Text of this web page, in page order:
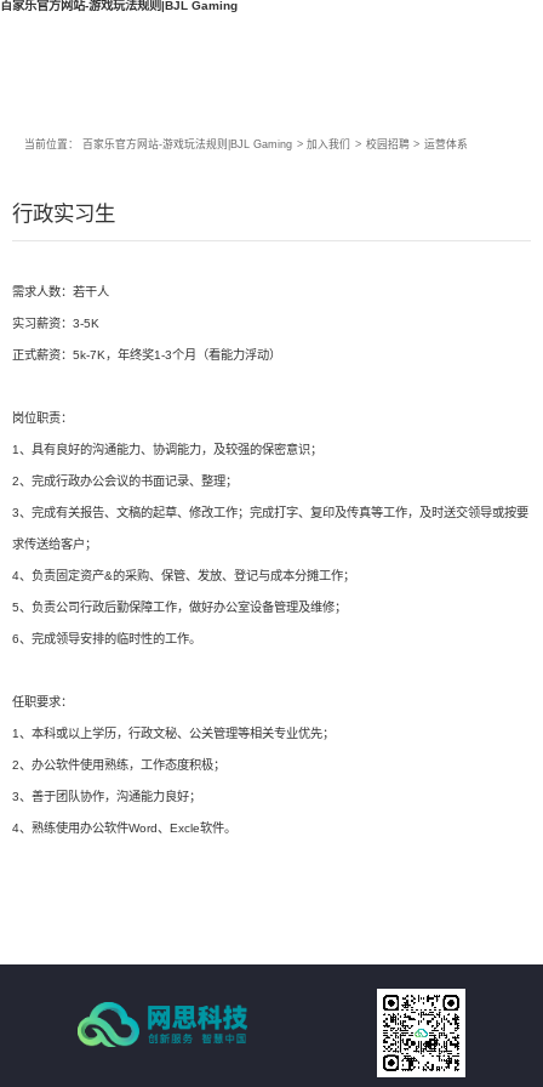
百家乐官方网站-游戏玩法规则|BJL Gaming
当前位置： 百家乐官方网站-游戏玩法规则|BJL Gaming > 加入我们 > 校园招聘 > 运营体系
行政实习生
需求人数：若干人
实习薪资：3-5K
正式薪资：5k-7K，年终奖1-3个月（看能力浮动）
岗位职责：
1、具有良好的沟通能力、协调能力，及较强的保密意识；
2、完成行政办公会议的书面记录、整理；
3、完成有关报告、文稿的起草、修改工作；完成打字、复印及传真等工作，及时送交领导或按要
求传送给客户；
4、负责固定资产&的采购、保管、发放、登记与成本分摊工作；
5、负责公司行政后勤保障工作，做好办公室设备管理及维修；
6、完成领导安排的临时性的工作。
任职要求：
1、本科或以上学历，行政文秘、公关管理等相关专业优先；
2、办公软件使用熟练，工作态度积极；
3、善于团队协作，沟通能力良好；
4、熟练使用办公软件Word、Excle软件。